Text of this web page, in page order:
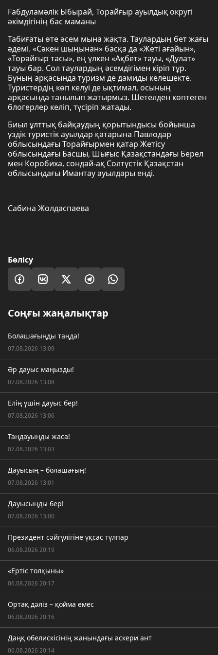
Ғабдуламәлік Ыбырай, Торайғыр ауылдық округі
әкімдігінің бас маманы
Табиғаты өте әсем мына жақта. Таулардың бет жағы
әдемі. «Сәкен шыңынан» басқа да «Жеті ағайын»,
«Торайғыр тасы», ең үлкен «Ақбет» тауы, «Дулат»
тауы бар. Сол таулардың әсемдігімен кіріп тұр.
Бұның арқасында туризм де дамиды келешекте.
Туристердің көп келуі де ықтимал, осының
арқасында танылып жатырмыз. Шетелден көптеген
блогерлер келіп, түсіріп жатады.
Биыл ұлттық байқаудың қорытындысы бойынша
үздік туристік ауылдар қатарына Павлодар
облысындағы Торайғырмен қатар Жетісу
облысындағы Басшы, Шығыс Қазақстандағы Берел
мен Коробиха, сондай-ақ Солтүстік Қазақстан
облысындағы Имантау ауылдары енді.
Сабина Жолдаспаева
Бөлісу
Соңғы жаңалықтар
Болашағыңды таңда!
07.08.2026 13:09
Әр дауыс маңызды!
07.08.2026 13:08
Елің үшін дауыс бер!
07.08.2026 13:06
Таңдауыңды жаса!
07.08.2026 13:03
Дауысың – болашағың!
07.08.2026 13:01
Дауысыңды бер!
07.08.2026 13:00
Президент сәйгүлігіне ұқсас тұлпар
06.08.2026 20:19
«Ертіс толқыны»
06.08.2026 20:17
Ортақ дәліз – қойма емес
06.08.2026 20:16
Даңқ обелискісінің жанындағы әскери ант
06.08.2026 20:14